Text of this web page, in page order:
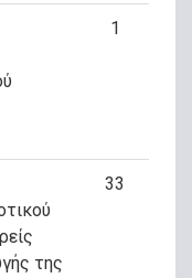
1
της
33